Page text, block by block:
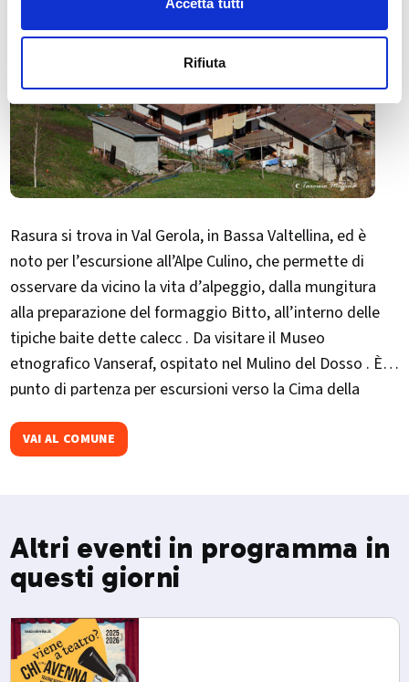
Rifiuta
Rasura si trova in Val Gerola, in Bassa Valtellina, ed è
noto per l’escursione all’Alpe Culino, che permette di
osservare da vicino la vita d’alpeggio, dalla mungitura
alla preparazione del formaggio Bitto, all’interno delle
tipiche baite dette calecc . Da visitare il Museo
etnografico Vanseraf, ospitato nel Mulino del Dosso . È
punto di partenza per escursioni verso la Cima della
Mirtillo, con piatti a base di mirtilli, musica e attività per
VAI AL COMUNE
Altri eventi in programma in
questi giorni